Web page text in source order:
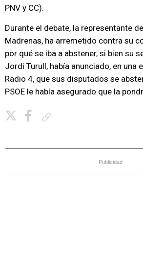
PNV y CC).
Durante el debate, la representante
Madrenas, ha arremetido contra su
por qué se iba a abstener, si bien su
Jordi Turull, había anunciado, en una
Radio 4, que sus disputados se
PSOE le había asegurado que la
Publicidad